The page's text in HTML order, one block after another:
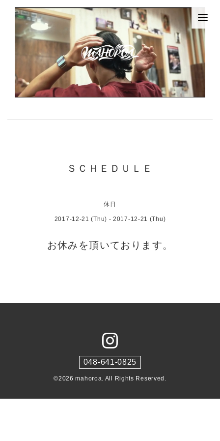
ＳＣＨＥＤＵＬＥ
休日
2017-12-21 (Thu) - 2017-12-21 (Thu)
お休みを頂いております。
048-641-0825
©2026mahoroa. All Rights Reserved.